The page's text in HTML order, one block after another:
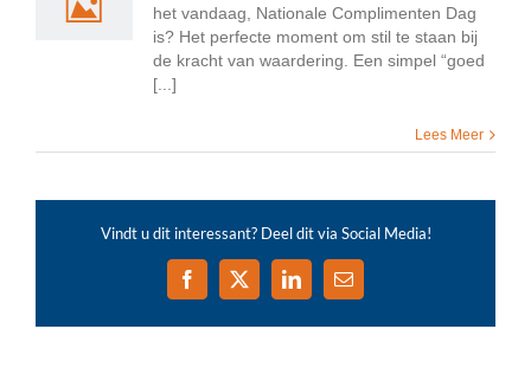
het vandaag, Nationale Complimenten Dag
is? Het perfecte moment om stil te staan bij
de kracht van waardering. Een simpel “goed
[...]
Lees Meer
Vindt u dit interessant? Deel dit via Social Media!
Facebook
X LinkedIn
E-
mail